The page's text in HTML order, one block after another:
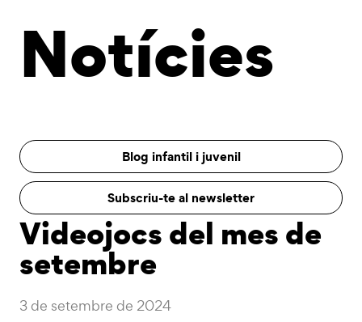
Notícies
Blog infantil i juvenil
Subscriu-te al newsletter
Videojocs del mes de
setembre
3 de setembre de 2024